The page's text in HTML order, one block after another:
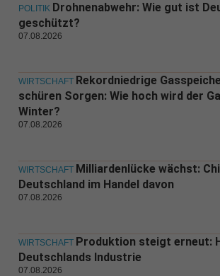
POLITIK Drohnenabwehr: Wie gut ist
geschützt?
07.08.2026
WIRTSCHAFT Rekordniedrige
schüren Sorgen: Wie hoch wird der
Winter?
07.08.2026
WIRTSCHAFT Milliardenlücke wächst:
Deutschland im Handel davon
07.08.2026
WIRTSCHAFT Produktion steigt erneut:
Deutschlands Industrie
07.08.2026